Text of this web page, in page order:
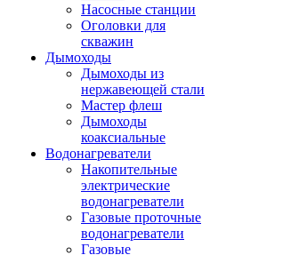
Насосные станции
Оголовки для
скважин
Дымоходы
Дымоходы из
нержавеющей стали
Мастер флеш
Дымоходы
коаксиальные
Водонагреватели
Накопительные
электрические
водонагреватели
Газовые проточные
водонагреватели
Газовые